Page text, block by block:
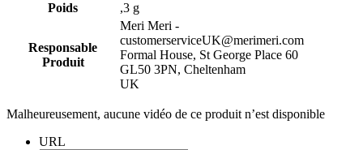
Poids ,3 g
Responsable
Produit
Meri Meri -
customerserviceUK@merimeri.com
Formal House, St George Place 60
GL50 3PN, Cheltenham
UK
Malheureusement, aucune vidéo de ce produit n’est disponible
URL